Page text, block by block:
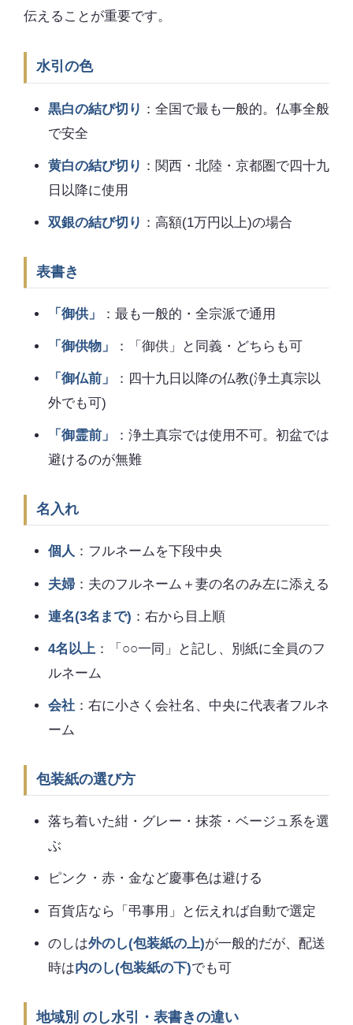
伝えることが重要です。
水引の色
黒白の結び切り ：全国で最も一般的。仏事全般
で安全
黄白の結び切り ：関西・北陸・京都圏で四十九
日以降に使用
双銀の結び切り ：高額(1万円以上)の場合
表書き
「御供」 ：最も一般的・全宗派で通用
「御供物」 ：「御供」と同義・どちらも可
「御仏前」
：四十九日以降の仏教(浄土真宗以
外でも可)
「御霊前」
：浄土真宗では使用不可。初盆では
避けるのが無難
名入れ
個人 ：フルネームを下段中央
夫婦：夫のフルネーム＋妻の名のみ左に添える
連名(3名まで) ：右から目上順
4名以上：「○○一同」と記し、別紙に全員のフ
ルネーム
会社：右に小さく会社名、中央に代表者フルネ
ーム
包装紙の選び方
落ち着いた紺・グレー・抹茶・ベージュ系を選
ぶ
ピンク・赤・金など慶事色は避ける
百貨店なら「弔事用」と伝えれば自動で選定
のしは外のし(包装紙の上)が一般的だが、配送
時は内のし(包装紙の下)でも可
地域別 のし水引・表書きの違い